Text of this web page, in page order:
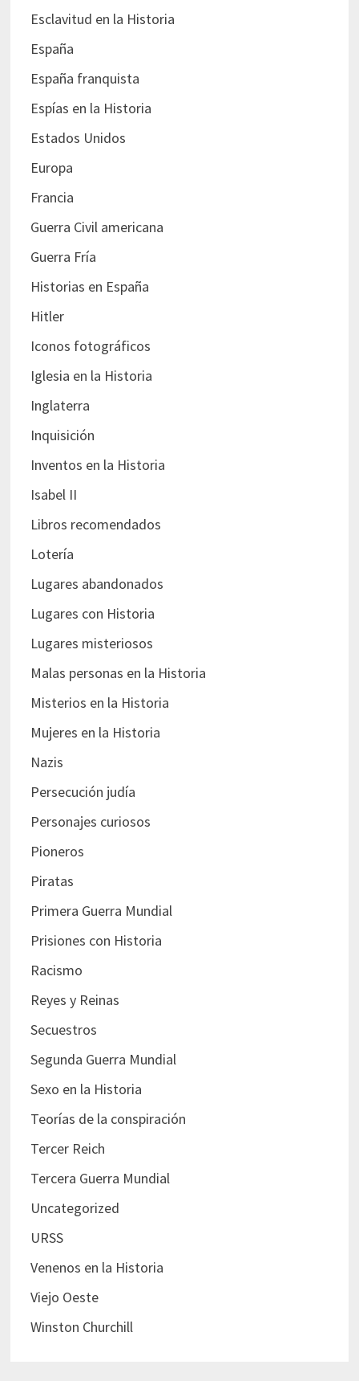
Esclavitud en la Historia
España
España franquista
Espías en la Historia
Estados Unidos
Europa
Francia
Guerra Civil americana
Guerra Fría
Historias en España
Hitler
Iconos fotográficos
Iglesia en la Historia
Inglaterra
Inquisición
Inventos en la Historia
Isabel II
Libros recomendados
Lotería
Lugares abandonados
Lugares con Historia
Lugares misteriosos
Malas personas en la Historia
Misterios en la Historia
Mujeres en la Historia
Nazis
Persecución judía
Personajes curiosos
Pioneros
Piratas
Primera Guerra Mundial
Prisiones con Historia
Racismo
Reyes y Reinas
Secuestros
Segunda Guerra Mundial
Sexo en la Historia
Teorías de la conspiración
Tercer Reich
Tercera Guerra Mundial
Uncategorized
URSS
Venenos en la Historia
Viejo Oeste
Winston Churchill